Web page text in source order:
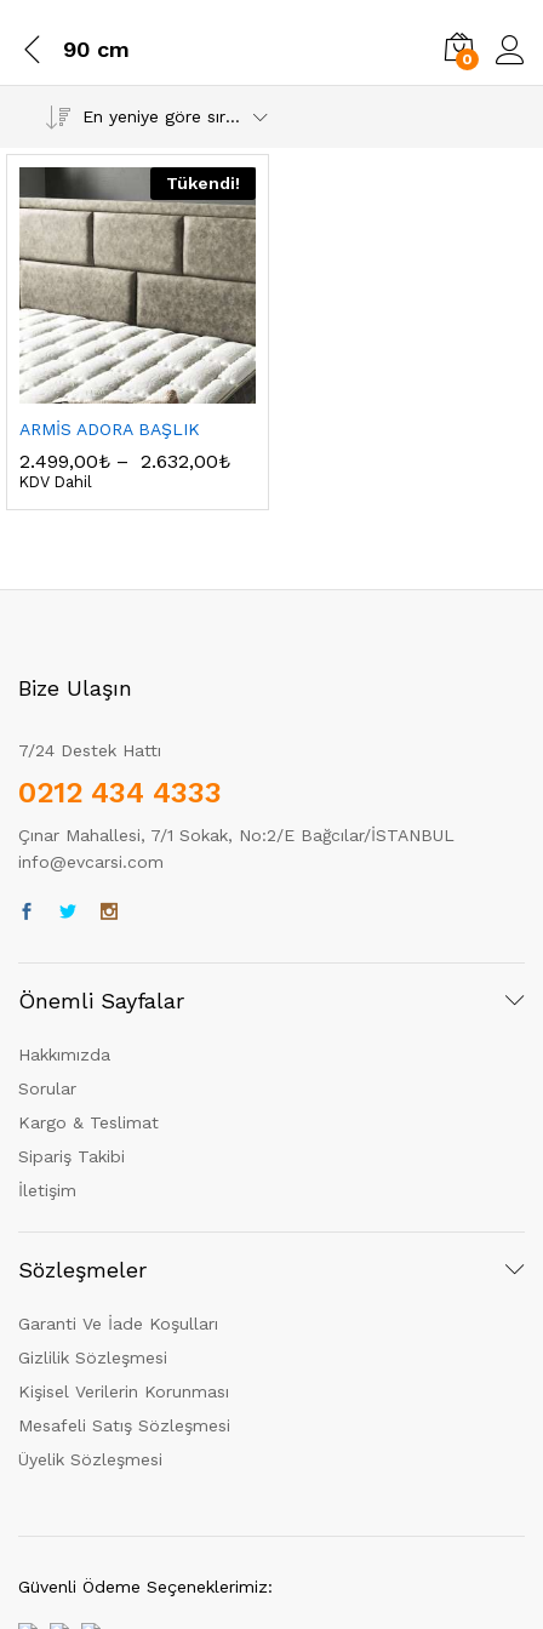
90 cm 0
En yeniye göre sırala
Tükendi!
ARMİS ADORA BAŞLIK
2.499,00₺ – 2.632,00₺
KDV Dahil
Bize Ulaşın
7/24 Destek Hattı
0212 434 4333
Çınar Mahallesi, 7/1 Sokak, No:2/E Bağcılar/İSTANBUL
info@evcarsi.com
Önemli Sayfalar
Hakkımızda
Sorular
Kargo & Teslimat
Sipariş Takibi
İletişim
Sözleşmeler
Garanti Ve İade Koşulları
Gizlilik Sözleşmesi
Kişisel Verilerin Korunması
Mesafeli Satış Sözleşmesi
Üyelik Sözleşmesi
Güvenli Ödeme Seçeneklerimiz: